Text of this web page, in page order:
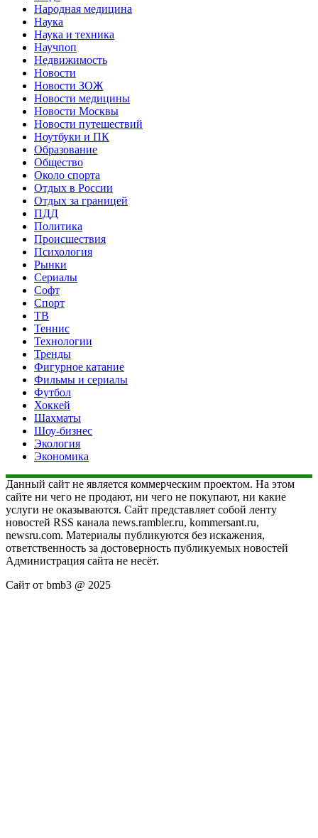
Народная медицина
Наука
Наука и техника
Научпоп
Недвижимость
Новости
Новости ЗОЖ
Новости медицины
Новости Москвы
Новости путешествий
Ноутбуки и ПК
Образование
Общество
Около спорта
Отдых в России
Отдых за границей
ПДД
Политика
Происшествия
Психология
Рынки
Сериалы
Софт
Спорт
ТВ
Теннис
Технологии
Тренды
Фигурное катание
Фильмы и сериалы
Футбол
Хоккей
Шахматы
Шоу-бизнес
Экология
Экономика
Данный сайт не является коммерческим проектом. На этом
сайте ни чего не продают, ни чего не покупают, ни какие
услуги не оказываются. Сайт представляет собой ленту
новостей RSS канала news.rambler.ru, kommersant.ru,
newsru.com. Материалы публикуются без искажения,
ответственность за достоверность публикуемых новостей
Администрация сайта не несёт.
Сайт от bmb3 @ 2025